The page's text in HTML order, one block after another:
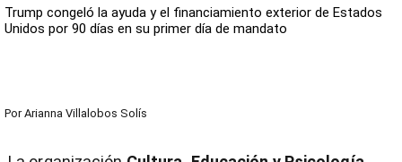
Trump congeló la ayuda y el financiamiento exterior de Estados
Unidos por 90 días en su primer día de mandato
Por Arianna Villalobos Solís